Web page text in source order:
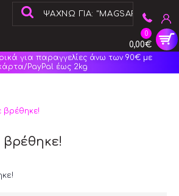
0
0,00€
για παραγγελίες άνω των 90€ με
PayPal έως 2kg
βρέθηκε!
βρέθηκε!